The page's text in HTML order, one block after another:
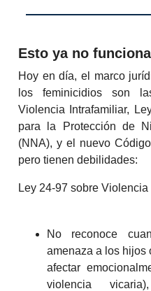
Esto ya no funciona
Hoy en día, el marco
los feminicidios son
Violencia Intrafamiliar,
para la Protección de
(NNA), y el nuevo
pero tienen debilidades:
Ley 24-97 sobre
No reconoce
amenaza a los hijos
afectar
violencia